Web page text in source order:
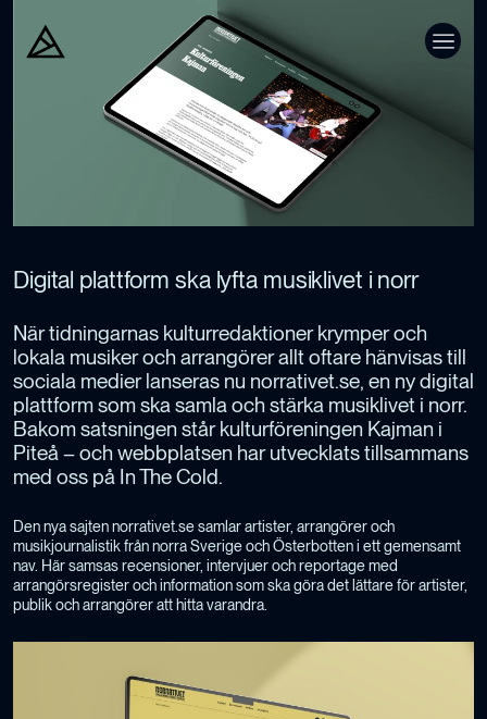
Digital plattform ska lyfta musiklivet i norr
När tidningarnas kulturredaktioner krymper och
lokala musiker och arrangörer allt oftare hänvisas till
sociala medier lanseras nu norrativet.se, en ny digital
plattform som ska samla och stärka musiklivet i norr.
Bakom satsningen står kulturföreningen Kajman i
Piteå – och webbplatsen har utvecklats tillsammans
med oss på In The Cold.
Den nya sajten norrativet.se samlar artister, arrangörer och
musikjournalistik från norra Sverige och Österbotten i ett gemensamt
nav. Här samsas recensioner, intervjuer och reportage med
arrangörsregister och information som ska göra det lättare för artister,
publik och arrangörer att hitta varandra.